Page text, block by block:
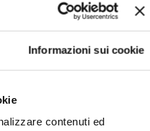
Informazioni sui cookie
contenuti ed